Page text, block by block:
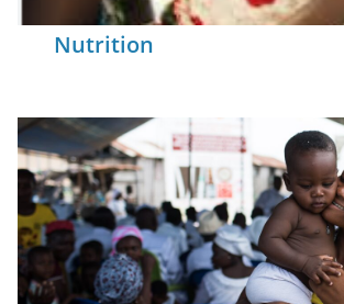
Nutrition